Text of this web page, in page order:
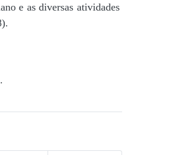
e as diversas atividades